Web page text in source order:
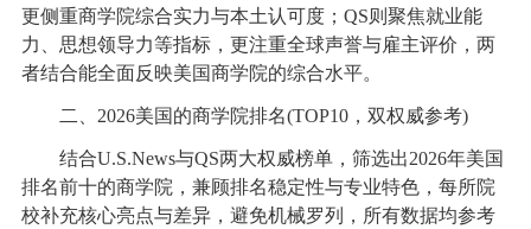
更侧重商学院综合实力与本土认可度；QS则聚焦就业能
力、思想领导力等指标，更注重全球声誉与雇主评价，两
者结合能全面反映美国商学院的综合水平。
二、2026美国的商学院排名(TOP10，双权威参考)
结合U.S.News与QS两大权威榜单，筛选出2026年美国
排名前十的商学院，兼顾排名稳定性与专业特色，每所院
校补充核心亮点与差异，避免机械罗列，所有数据均参考